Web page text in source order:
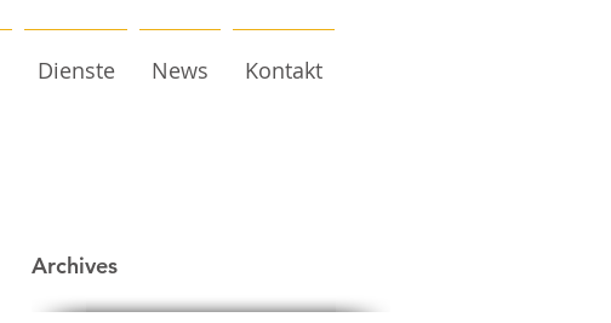
Dienste News Kontakt
Archives